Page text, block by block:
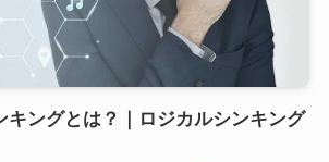
キングとは？｜ロジカルシンキング